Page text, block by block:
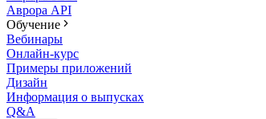
Аврора API
Обучение
Вебинары
Онлайн-курс
Примеры приложений
Дизайн
Информация о выпусках
Q&A